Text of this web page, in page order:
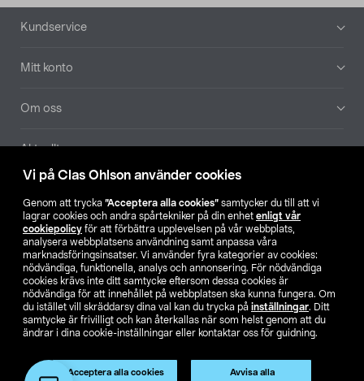
Vi på Clas Ohlson använder cookies
Genom att trycka ”Acceptera alla cookies” samtycker du till att vi
lagrar cookies och andra spårtekniker på din enhet enligt vår
cookiepolicy för att förbättra upplevelsen på vår webbplats,
analysera webbplatsens användning samt anpassa våra
marknadsföringsinsatser. Vi använder fyra kategorier av cookies:
nödvändiga, funktionella, analys och annonsering. För nödvändiga
cookies krävs inte ditt samtycke eftersom dessa cookies är
nödvändiga för att innehållet på webbplatsen ska kunna fungera. Om
du istället vill skräddarsy dina val kan du trycka på inställningar. Ditt
samtycke är frivilligt och kan återkallas när som helst genom att du
ändrar i dina cookie-inställningar eller kontaktar oss för guidning.
Acceptera alla cookies Avvisa alla
Sidfot
Kundservice
Mitt konto
Om oss
Aktuellt
Hitta butik
SE NO FI
Köpvillkor Privacy statement Klubbvillkor För företag